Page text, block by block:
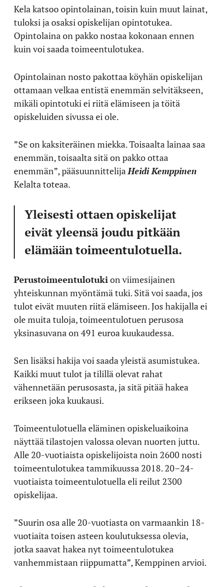
Kela katsoo opintolainan, toisin kuin muut lainat,
tuloksi ja osaksi opiskelijan opintotukea.
Opintolaina on pakko nostaa kokonaan ennen
kuin voi saada toimeentulotukea.
Opintolainan nosto pakottaa köyhän opiskelijan
ottamaan velkaa entistä enemmän selvitäkseen,
mikäli opintotuki ei riitä elämiseen ja töitä
opiskeluiden sivussa ei ole.
”Se on kaksiteräinen miekka. Toisaalta lainaa saa
enemmän, toisaalta sitä on pakko ottaa
enemmän”, pääsuunnittelijaHeidi Kemppinen
Kelalta toteaa.
Yleisesti ottaen opiskelijat
eivät yleensä joudu pitkään
elämään toimeentulotuella.
Perustoimeentulotukion viimesijainen
yhteiskunnan myöntämä tuki. Sitä voi saada, jos
tulot eivät muuten riitä elämiseen. Jos hakijalla ei
ole muita tuloja, toimeentulotuen perusosa
yksinasuvana on 491 euroa kuukaudessa.
Sen lisäksi hakija voi saada yleistä asumistukea.
Kaikki muut tulot ja tilillä olevat rahat
vähennetään perusosasta, ja sitä pitää hakea
erikseen joka kuukausi.
Toimeentulotuella eläminen opiskeluaikoina
näyttää tilastojen valossa olevan nuorten juttu.
Alle 20-vuotiaista opiskelijoista noin 2600 nosti
toimeentulotukea tammikuussa 2018. 20–24-
vuotiaista toimeentulotuella eli reilut 2300
opiskelijaa.
”Suurin osa alle 20-vuotiasta on varmaankin 18-
vuotiaita toisen asteen koulutuksessa olevia,
jotka saavat hakea nyt toimeentulotukea
vanhemmistaan riippumatta”, Kemppinen arvioi.